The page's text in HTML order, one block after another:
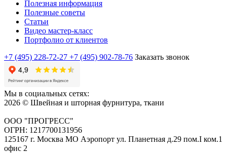
Полезная информация
Полезные советы
Статьи
Видео мастер-класс
Портфолио от клиентов
+7 (495) 228-72-27 +7 (495) 902-78-76 Заказать звонок
Мы в социальных сетях:
2026 © Швейная и шторная фурнитура, ткани
ООО "ПРОГРЕСС"
ОГРН: 1217700131956
125167 г. Москва МО Аэропорт ул. Планетная д.29 пом.I ком.1
офис 2